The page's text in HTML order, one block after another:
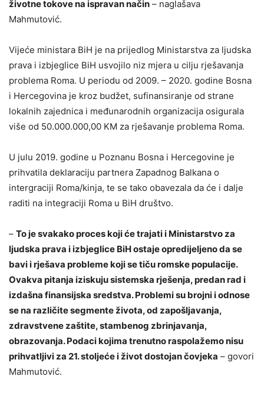
životne tokove na ispravan način – naglašava
Mahmutović.
Vijeće ministara BiH je na prijedlog Ministarstva za ljudska
prava i izbjeglice BiH usvojilo niz mjera u cilju rješavanja
problema Roma. U periodu od 2009. – 2020. godine Bosna
i Hercegovina je kroz budžet, sufinansiranje od strane
lokalnih zajednica i međunarodnih organizacija osigurala
više od 50.000.000,00 KM za rješavanje problema Roma.
U julu 2019. godine u Poznanu Bosna i Hercegovine je
prihvatila deklaraciju partnera Zapadnog Balkana o
intergraciji Roma/kinja, te se tako obavezala da će i dalje
raditi na integraciji Roma u BiH društvo.
– To je svakako proces koji će trajati i Ministarstvo za
ljudska prava i izbjeglice BiH ostaje opredijeljeno da se
bavi i rješava probleme koji se tiču romske populacije.
Ovakva pitanja iziskuju sistemska rješenja, predan rad i
izdašna finansijska sredstva. Problemi su brojni i odnose
se na različite segmente života, od zapošljavanja,
zdravstvene zaštite, stambenog zbrinjavanja,
obrazovanja. Podaci kojima trenutno raspolažemo nisu
prihvatljivi za 21. stoljeće i život dostojan čovjeka – govori
Mahmutović.